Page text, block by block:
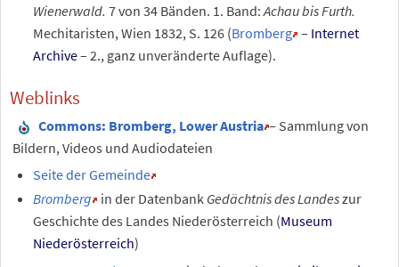
Wienerwald. 7 von 34 Bänden. 1. Band: Achau bis Furth.
Mechitaristen, Wien 1832, S. 126 (Bromberg – Internet
Archive– 2., ganz unveränderte Auflage).
Weblinks
Commons: Bromberg, Lower Austria – Sammlung von
Bildern, Videos und Audiodateien
Seite der Gemeinde
Bromberg in der Datenbank Gedächtnis des Landeszur
Geschichte des Landes Niederösterreich (Museum
Niederösterreich)